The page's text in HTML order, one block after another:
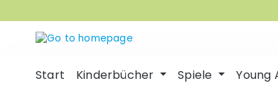
Start Kinderbücher Spiele Young